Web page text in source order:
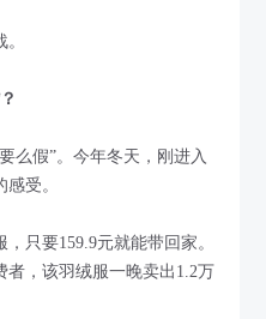
么假”。今年冬天，刚进入
受。
只要159.9元就能带回家。
者，该羽绒服一晚卖出1.2万